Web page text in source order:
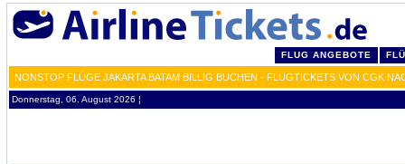
FLUG ANGEBOTE
NONSTOP FLÜGE JAKARTA BATAM BILLIG BUCHEN - FLUGTICKETS VON CGK
Donnerstag, 06. August 2026 ¦